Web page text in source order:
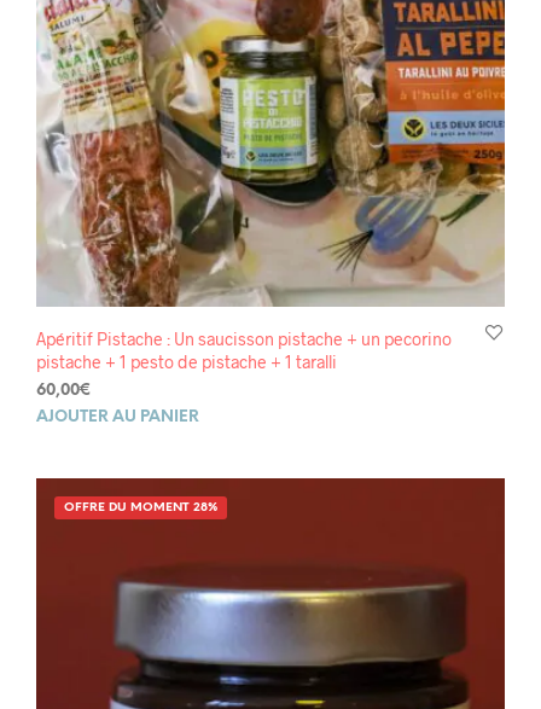
Apéritif Pistache : Un saucisson pistache + un pecorino
pistache + 1 pesto de pistache + 1 taralli
60,00€
AJOUTER AU PANIER
OFFRE DU MOMENT 28%